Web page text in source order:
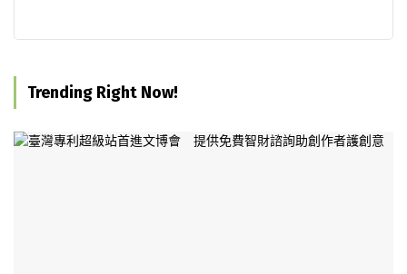
Trending Right Now!